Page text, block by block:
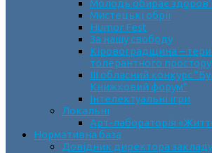
Молодь обирає
Мистецькі обрії
Humor Fest
За нашу свободу
Кіровоградщина –
толерантного простору
ІII обласний конкурс
Книжковий форум”
Інтелектуальні ігри
Локальні
Арт-лабораторія
Нормативна база
Довідник директора